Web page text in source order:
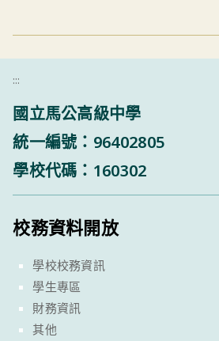
:::
國立馬公高級中學
統一編號：96402805
學校代碼：160302
校務資料開放
學校校務資訊
學生專區
財務資訊
其他